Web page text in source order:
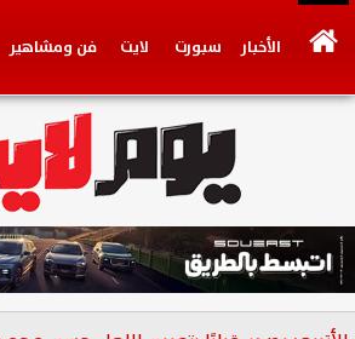
الأخبار سبورت لايت فن ومشاهير
وجهات نظر فيديو